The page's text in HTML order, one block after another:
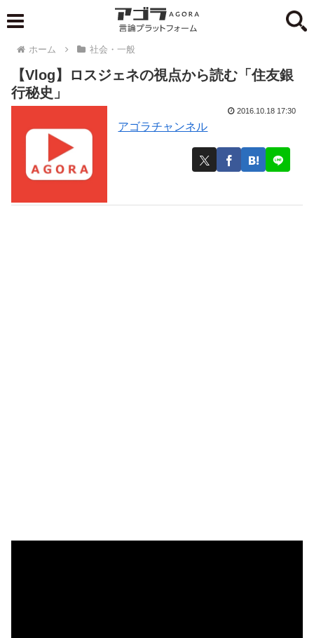
ホーム 社会・一般
【Vlog】ロスジェネの視点から読む「住友銀
行秘史」
アゴラチャンネル
2016.10.18 17:30